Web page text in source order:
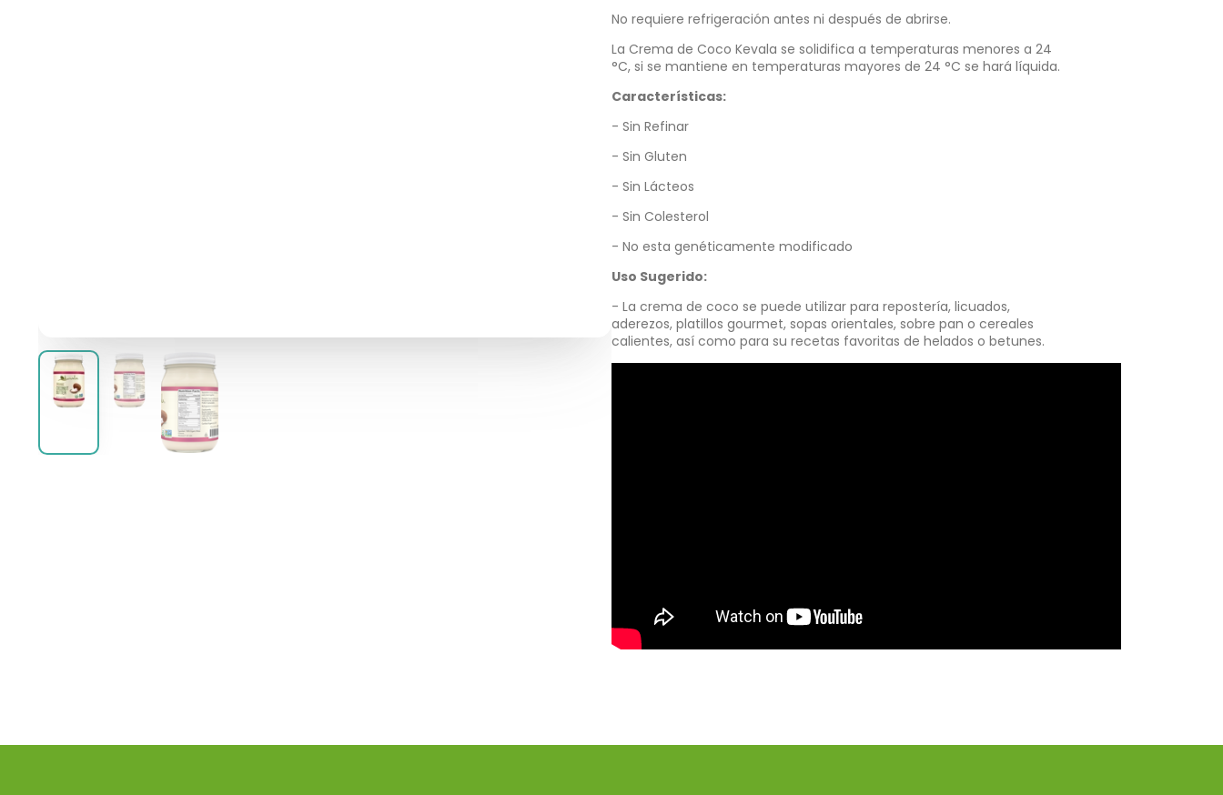
No requiere refrigeración antes ni después de abrirse.
La Crema de Coco Kevala se solidifica a temperaturas menores a 24
°C, si se mantiene en temperaturas mayores de 24 °C se hará líquida.
Características:
- Sin Refinar
- Sin Gluten
- Sin Lácteos
- Sin Colesterol
- No esta genéticamente modificado
Uso Sugerido:
- La crema de coco se puede utilizar para repostería, licuados,
aderezos, platillos gourmet, sopas orientales, sobre pan o cereales
calientes, así como para su recetas favoritas de helados o betunes.